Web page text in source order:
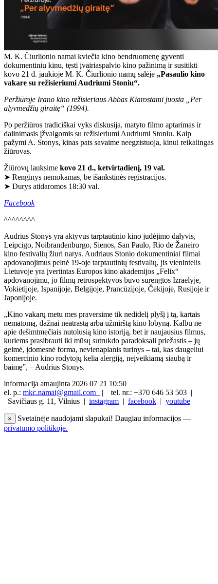
M. K. Čiurlionio namai kviečia kino bendruomenę gyventi
dokumentiniu kinu, tęsti įvairiaspalvio kino pažinimą ir susitikti
kovo 21 d. jaukioje M. K. Čiurlionio namų salėje „Pasaulio kino
vakare su režisieriumi Audriumi Stoniu“.
Peržiūroje Irano kino režisieriaus Abbas Kiarostami juosta „Per
alyvmedžių giraitę“ (1994).
Po peržiūros tradiciškai vyks diskusija, matyto filmo aptarimas ir
dalinimasis įžvalgomis su režisieriumi Audriumi Stoniu. Kaip
pažymi A. Stonys, kinas pats savaime neegzistuoja, kinui reikalingas
žiūrovas.
Žiūrovų lauksime kovo 21 d., ketvirtadienį, 19 val.
➤ Renginys nemokamas, be išankstinės registracijos.
➤ Durys atidaromos 18:30 val.
Facebook
^^^^^^^^
Audrius Stonys yra aktyvus tarptautinio kino judėjimo dalyvis,
Leipcigo, Noibrandenburgo, Sienos, San Paulo, Rio de Žaneiro
kino festivalių žiuri narys. Audriaus Stonio dokumentiniai filmai
apdovanojimus pelnė 19-oje tarptautinių festivalių, jis vienintelis
Lietuvoje yra įvertintas Europos kino akademijos „Felix“
apdovanojimu, jo filmų retrospektyvos buvo surengtos Izraelyje,
Vokietijoje, Ispanijoje, Belgijoje, Prancūzijoje, Čekijoje, Rusijoje ir
Japonijoje.
„Kino vakarų metu mes praversime tik nedidelį plyšį į tą, kartais
nematomą, dažnai neatrastą arba užmirštą kino lobyną. Kalbu ne
apie dešimtmečiais nutolusią kino istoriją, bet ir naujausius filmus,
kuriems prasibrauti iki mūsų sutrukdo paradoksali priežastis – jų
gelmė, įdomesnė forma, nevienaplanis turinys – tai, kas daugeliui
komercinio kino rodytojų kelia alergiją, neįveikiamą siaubą ir
baimę”, – Audrius Stonys.
informacija atnaujinta 2026 07 21 10:50
el. p.: mkc.namai@gmail.com |
tel. nr.: +370 646 53 503 |
Savičiaus g. 11, Vilnius | instagram | facebook | youtube
×
Svetainėje naudojami slapukai! Daugiau informacijos —
privatumo politikoje.